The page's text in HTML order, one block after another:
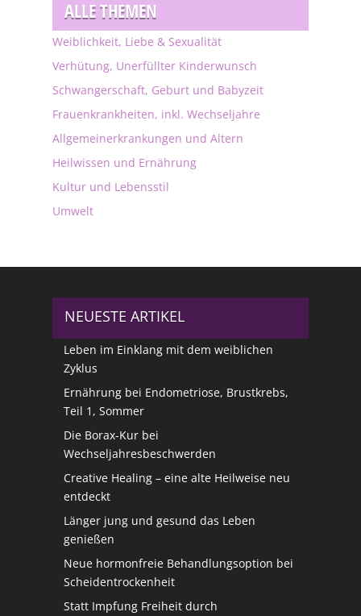
ALLE THEMEN
Weiblichkeit, Liebe & Sexualität
Verhütung, Unerfüllter Kinderwunsch
Schwangerschaft, Geburt und Babyzeit
Frauenkrankheiten, inkl. Wechseljahre
Allgemeinerkrankungen und Altern
Heilwissen und Ernährung
Kultur und Lebensstil
Umwelt
NEUESTE ARTIKEL
Leben im Einklang mit dem weiblichen
Zyklus
Ernährung bei Endometriose, Brustkrebs,
Teil 1, Sommer
Die Borax-Kur bei
Wechseljahresbeschwerden
Creative Healing – eine alte Heilweise neu
entdeckt
Länger jung und gesund das Leben
genießen
Neue hormonfreie Behandlungsoption bei
Scheidentrockenheit
Statt Impfung Freiheit durch